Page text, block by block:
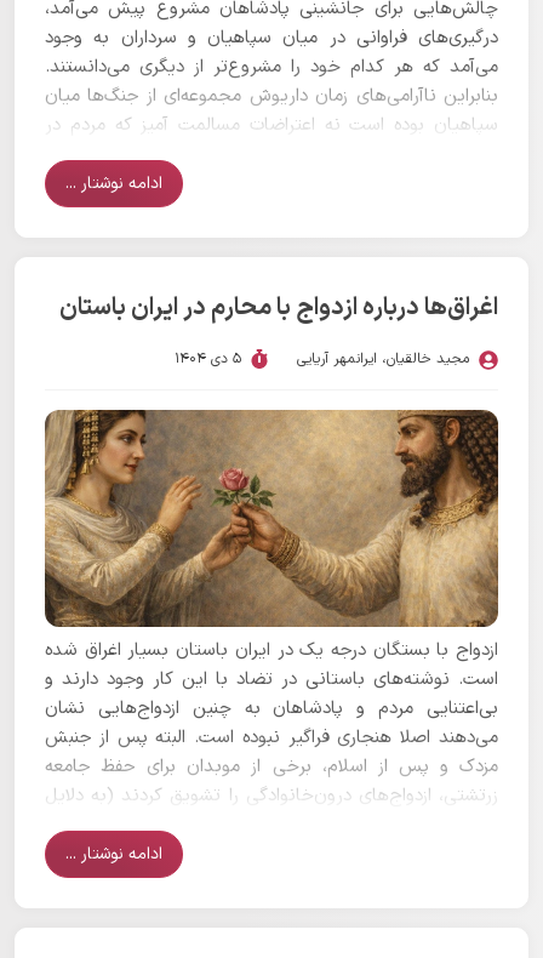
چالش‌هایی برای جانشینی پادشاهان مشروع پیش می‌آمد،
درگیری‌های فراوانی در میان سپاهیان و سرداران به وجود
می‌آمد که هر کدام خود را مشروع‌تر از دیگری می‌دانستند.
بنابراین ناآرامی‌های زمان داریوش مجموعه‌ای از جنگ‌ها میان
سپاهیان بوده است نه اعتراضات مسالمت آمیز که مردم در
ادامه نوشتار ...
اغراق‌ها درباره ازدواج با محارم در ایران باستان
مجید خالقیان، ایرانمهر آریایی 5 دی 1404
ازدواج با بستگان درجه یک در ایران باستان بسیار اغراق شده
است. نوشته‌های باستانی در تضاد با این کار وجود دارند و
بی‌اعتنایی مردم و پادشاهان به چنین ازدواج‌هایی نشان
می‌دهند اصلا هنجاری فراگیر نبوده است. البته پس از جنبش
مزدک و پس از اسلام، برخی از موبدان برای حفظ جامعه
زرتشتی، ازدواج‌های درون‌خانوادگی را تشویق کردند (به دلایل
حفظ تبار مذهبی و تنگناها). بنابراین در تاریخ ایران هم مانند
دیگر ملل گاهی ازدواج با محارم ترویج می‌شده است.ادامه نوشتار ...